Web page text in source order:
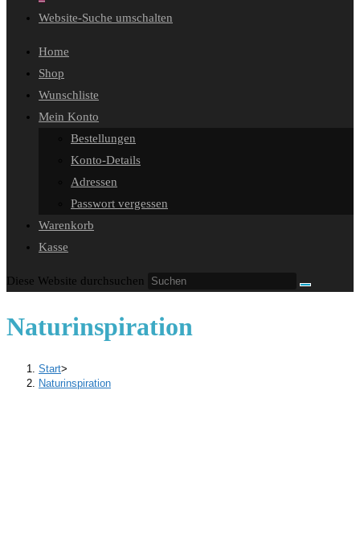
Website-Suche umschalten
Home
Shop
Wunschliste
Mein Konto
Bestellungen
Konto-Details
Adressen
Passwort vergessen
Warenkorb
Kasse
Diese Website durchsuchen
Naturinspiration
Start>
Naturinspiration